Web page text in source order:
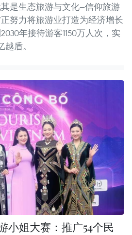
是生态旅游与文化—信仰旅游
努力将旅游业打造为经济增长
年接待游客1150万人次，实
盾。
小姐大赛：推广54个民